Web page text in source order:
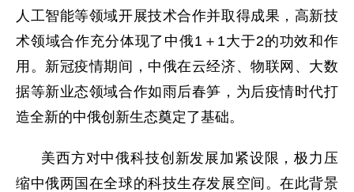
人工智能等领域开展技术合作并取得成果，高新技
术领域合作充分体现了中俄1＋1大于2的功效和作
用。新冠疫情期间，中俄在云经济、物联网、大数
据等新业态领域合作如雨后春笋，为后疫情时代打
造全新的中俄创新生态奠定了基础。
美西方对中俄科技创新发展加紧设限，极力压
缩中俄两国在全球的科技生存发展空间。在此背景